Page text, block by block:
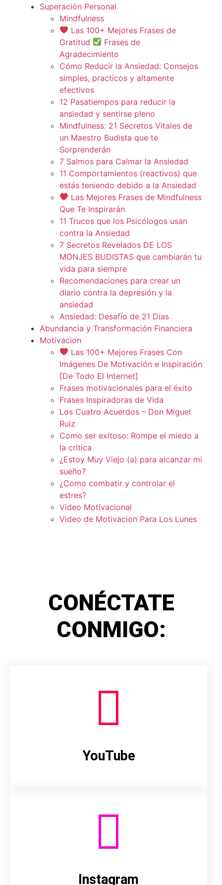
Superación Personal
Mindfulness
Las 100+ Mejores Frases de
Gratitud
Frases de
Agradecimiento
Cómo Reducir la Ansiedad: Consejos
simples, practicos y altamente
efectivos
12 Pasatiempos para reducir la
ansiedad y sentirse pleno
Mindfulness: 21 Secretos Vitales de
un Maestro Budista que te
Sorprenderán
7 Salmos para Calmar la Ansiedad
11 Comportamientos (reactivos) que
estás teniendo debido a la Ansiedad
Las Mejores Frases de Mindfulness
Que Te Inspirarán
11 Trucos que los Psicólogos usan
contra la Ansiedad
7 Secretos Revelados DE LOS
MONJES BUDISTAS que cambiarán tu
vida para siempre
Recomendaciones para crear un
diario contra la depresión y la
ansiedad
Ansiedad: Desafío de 21 Días
Abundancia y Transformación Financiera
Motivacion
Las 100+ Mejores Frases Con
Imágenes De Motivación e Inspiración
[De Todo El Internet]
Frases motivacionales para el éxito
Frases Inspiradoras de Vida
Los Cuatro Acuerdos – Don Miguel
Ruiz
Como ser exitoso: Rompe el miedo a
la critica
¿Estoy Muy Viejo (a) para alcanzar mi
sueño?
¿Como combatir y controlar el
estres?
Video Motivacional
Video de Motivacion Para Los Lunes
CONÉCTATE
CONMIGO:
YouTube
Instagram